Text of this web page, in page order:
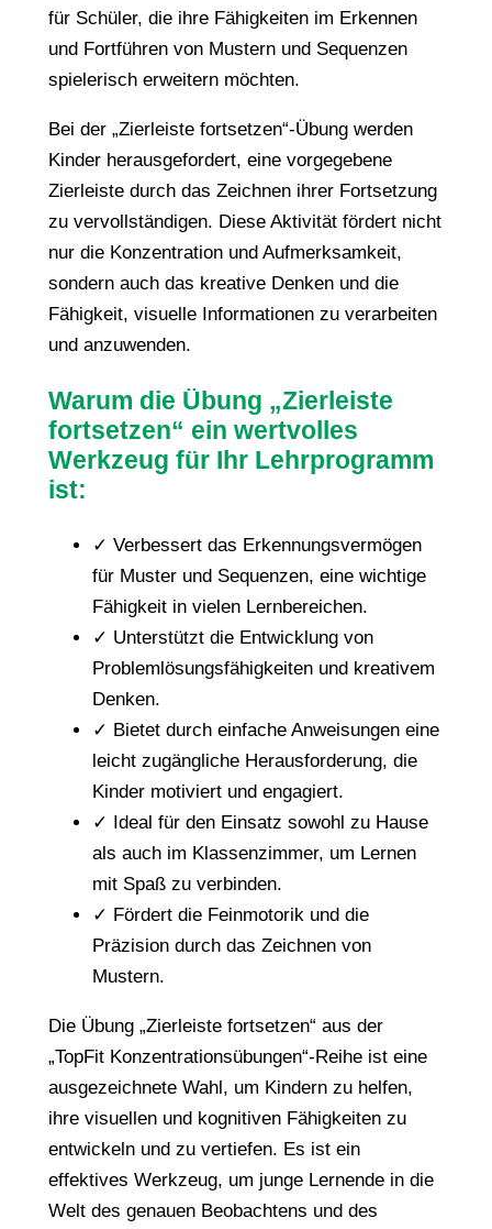
o
n
B
a
s
i
c
Z
e
r
l
e
n
g
e
für Schüler, die ihre Fähigkeiten im Erkennen
und Fortführen von Mustern und Sequenzen
spielerisch erweitern möchten.
Bei der „Zierleiste fortsetzen“-Übung werden
Kinder herausgefordert, eine vorgegebene
Zierleiste durch das Zeichnen ihrer Fortsetzung
zu vervollständigen. Diese Aktivität fördert nicht
nur die Konzentration und Aufmerksamkeit,
sondern auch das kreative Denken und die
Fähigkeit, visuelle Informationen zu verarbeiten
und anzuwenden.
Warum die Übung „Zierleiste
fortsetzen“ ein wertvolles
Werkzeug für Ihr Lehrprogramm
ist:
✓ Verbessert das Erkennungsvermögen
für Muster und Sequenzen, eine wichtige
Fähigkeit in vielen Lernbereichen.
✓ Unterstützt die Entwicklung von
Problemlösungsfähigkeiten und kreativem
Denken.
✓ Bietet durch einfache Anweisungen eine
leicht zugängliche Herausforderung, die
Kinder motiviert und engagiert.
✓ Ideal für den Einsatz sowohl zu Hause
als auch im Klassenzimmer, um Lernen
mit Spaß zu verbinden.
✓ Fördert die Feinmotorik und die
Präzision durch das Zeichnen von
Mustern.
Die Übung „Zierleiste fortsetzen“ aus der
„TopFit Konzentrationsübungen“-Reihe ist eine
ausgezeichnete Wahl, um Kindern zu helfen,
ihre visuellen und kognitiven Fähigkeiten zu
entwickeln und zu vertiefen. Es ist ein
effektives Werkzeug, um junge Lernende in die
Welt des genauen Beobachtens und des